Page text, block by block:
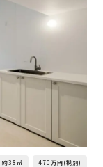
約38㎡ 470万円(税別)